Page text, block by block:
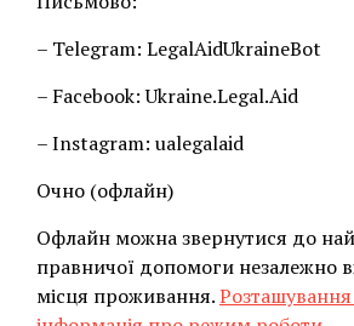
– Telegram: LegalAidUkraineBot
– Facebook: Ukraine.Legal.Aid
– Instagram: ualegalaid
Очно (офлайн)
Офлайн можна звернутися до
правничої допомоги незалежно
місця проживання.